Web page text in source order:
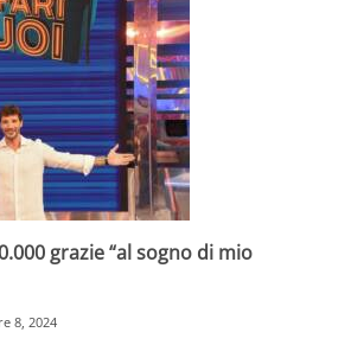
grazie “al sogno di mio
8, 2024